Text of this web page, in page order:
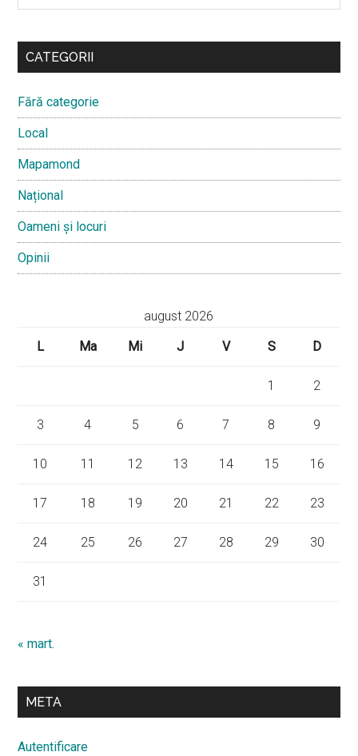
CATEGORII
Fără categorie
Local
Mapamond
Național
Oameni și locuri
Opinii
august 2026
L
Ma Mi J V S D
1 2
3 4 5 6 7 8 9
10 11 12 13 14 15 16
17 18 19 20 21 22 23
24 25 26 27 28 29 30
31
« mart.
META
Autentificare